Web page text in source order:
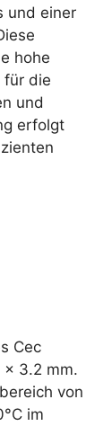
und einer
hohe
für die
und
erfolgt
Cec
x 3.2 mm.
von
im